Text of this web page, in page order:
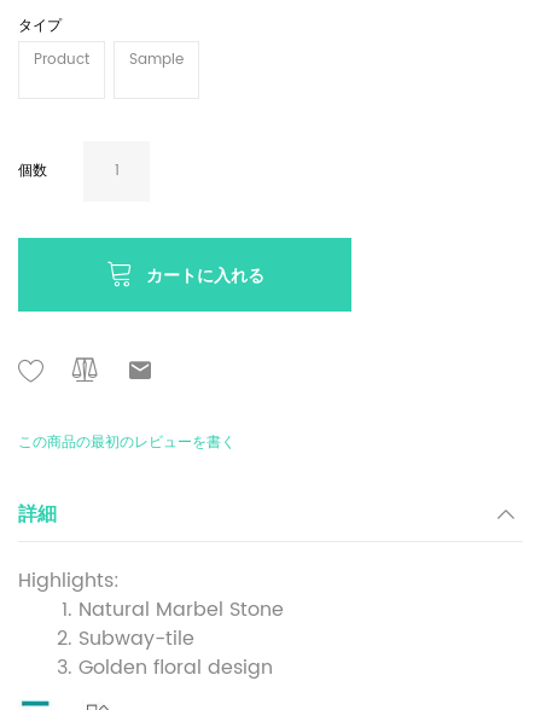
タイプ
Product
Sample
個数
カートに入れる
この商品の最初のレビューを書く
詳細
Highlights:
Natural Marbel Stone
Subway-tile
Golden floral design